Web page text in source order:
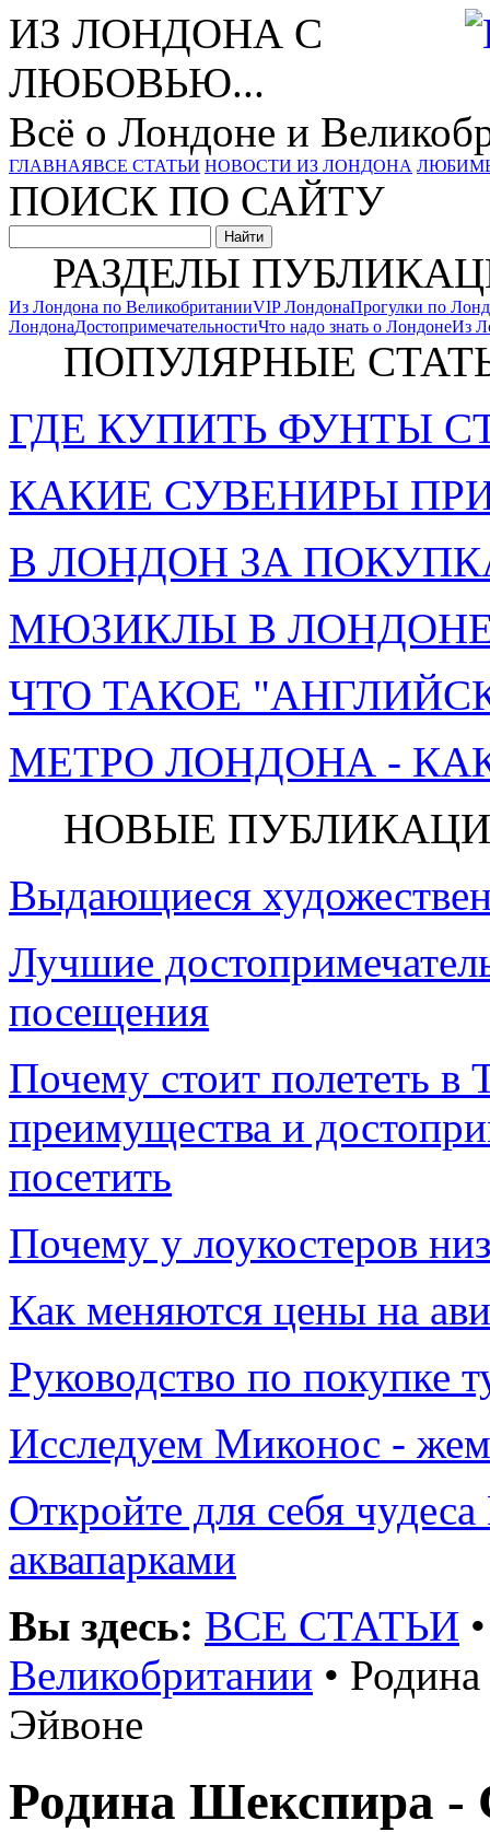
ИЗ ЛОНДОНА С
ЛЮБОВЬЮ...
Всё о Лондоне и
ГЛАВНАЯВСЕ СТАТЬИ НОВОСТИ ИЗ ЛОНДОНА
ПОИСК ПО САЙТУ
РАЗДЕЛЫ
Из Лондона по ВеликобританииVIP ЛондонаПрогулки по
ЛондонаДостопримечательностиЧто надо знать о ЛондонеИз
ПОПУЛЯРНЫЕ
ГДЕ КУПИТЬ ФУНТЫ
КАКИЕ СУВЕНИРЫ
В ЛОНДОН ЗА
МЮЗИКЛЫ В ЛОНДОНЕ
ЧТО ТАКОЕ
МЕТРО ЛОНДОНА -
НОВЫЕ
Выдающиеся
Лучшие
посещения
Почему стоит полететь в
преимущества и
посетить
Почему у лоукостеров
Как меняются цены на
Руководство по покупке
Исследуем Миконос -
Откройте для себя
аквапарками
Вы здесь: ВСЕ СТАТЬИ
Великобритании •
Эйвоне
Родина Шекспира -